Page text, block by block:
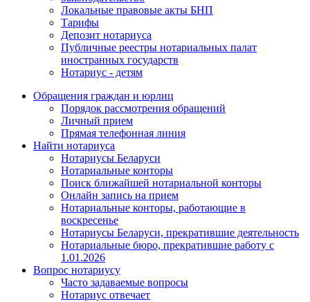
Локальные правовые акты БНП
Тарифы
Депозит нотариуса
Публичные реестры нотариальных палат
иностранных государств
Нотариус - детям
Обращения граждан и юрлиц
Порядок рассмотрения обращений
Личный прием
Прямая телефонная линия
Найти нотариуса
Нотариусы Беларуси
Нотариальные конторы
Поиск ближайшей нотариальной конторы
Онлайн запись на прием
Нотариальные конторы, работающие в
воскресенье
Нотариусы Беларуси, прекратившие деятельность
Нотариальные бюро, прекратившие работу с
1.01.2026
Вопрос нотариусу
Часто задаваемые вопросы
Нотариус отвечает